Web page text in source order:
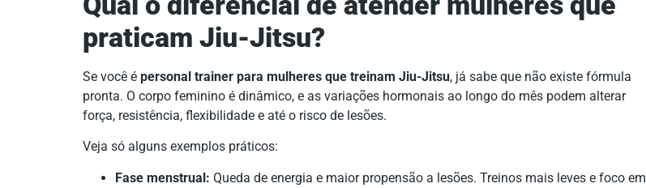
praticam Jiu-Jitsu?
Se você é personal trainer para mulheres que treinam Jiu-Jitsu, já sabe que não existe fórmula
pronta. O corpo feminino é dinâmico, e as variações hormonais ao longo do mês podem alterar
força, resistência, flexibilidade e até o risco de lesões.
Veja só alguns exemplos práticos:
Fase menstrual: Queda de energia e maior propensão a lesões. Treinos mais leves e foco em